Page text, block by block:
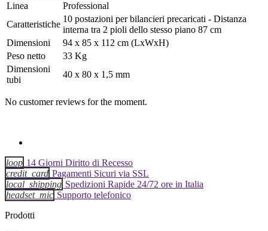
Linea
Professional
Caratteristiche
10 postazioni per bilancieri precaricati - Distanza
interna tra 2 pioli dello stesso piano 87 cm
Dimensioni
94 x 85 x 112 cm (LxWxH)
Peso netto
33 Kg
Dimensioni
tubi
40 x 80 x 1,5 mm
No customer reviews for the moment.
loop 14 Giorni Diritto di Recesso
credit_card Pagamenti Sicuri via SSL
local_shipping Spedizioni Rapide 24/72 ore in Italia
headset_mic Supporto telefonico
Prodotti